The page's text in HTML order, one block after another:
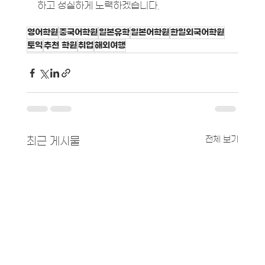
하고 성실하게 노력하겠습니다.
영어학원중국어학원일본유학일본어학원한일외국어학원
토익추천 학원취업해외여행
최근 게시물 전체 보기